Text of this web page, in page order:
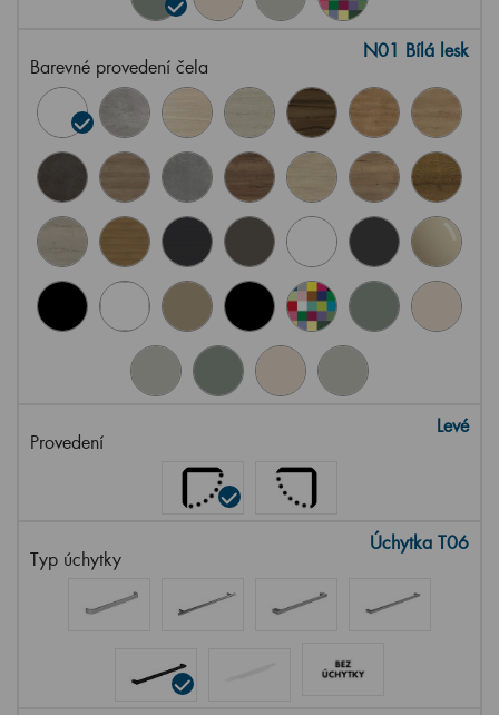
Barevné provedení čela
N01 Bílá lesk
Provedení
Levé
Typ úchytky
Úchytka T06